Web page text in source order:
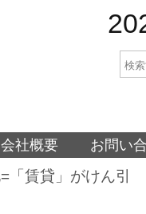
会社概要 お問い
賃貸」がけん引